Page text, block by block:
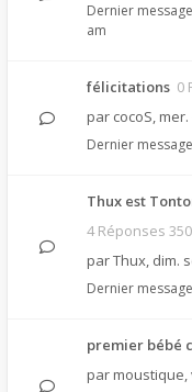
Dernier
am
félicitations 0
par cocoS, mer.
Dernier
Thux est
4 Réponses
parThux, dim.
Dernier
premier bébé
par moustique,